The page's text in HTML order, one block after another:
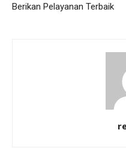
Berikan Pelayanan Terbaik